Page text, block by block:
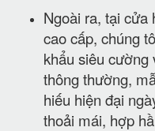
Ngoài ra, tại cửa
cao cấp, chúng
khẩu siêu cường
thông thường,
hiếu hiện đại
thoải mái, hợp